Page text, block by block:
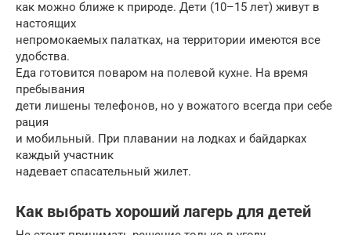
как можно ближе к природе. Дети (10–15 лет) живут в
настоящих
непромокаемых палатках, на территории имеются все
удобства.
Еда готовится поваром на полевой кухне. На время
пребывания
дети лишены телефонов, но у вожатого всегда при себе
рация
и мобильный. При плавании на лодках и байдарках
каждый участник
надевает спасательный жилет.
Как выбрать хороший лагерь для детей